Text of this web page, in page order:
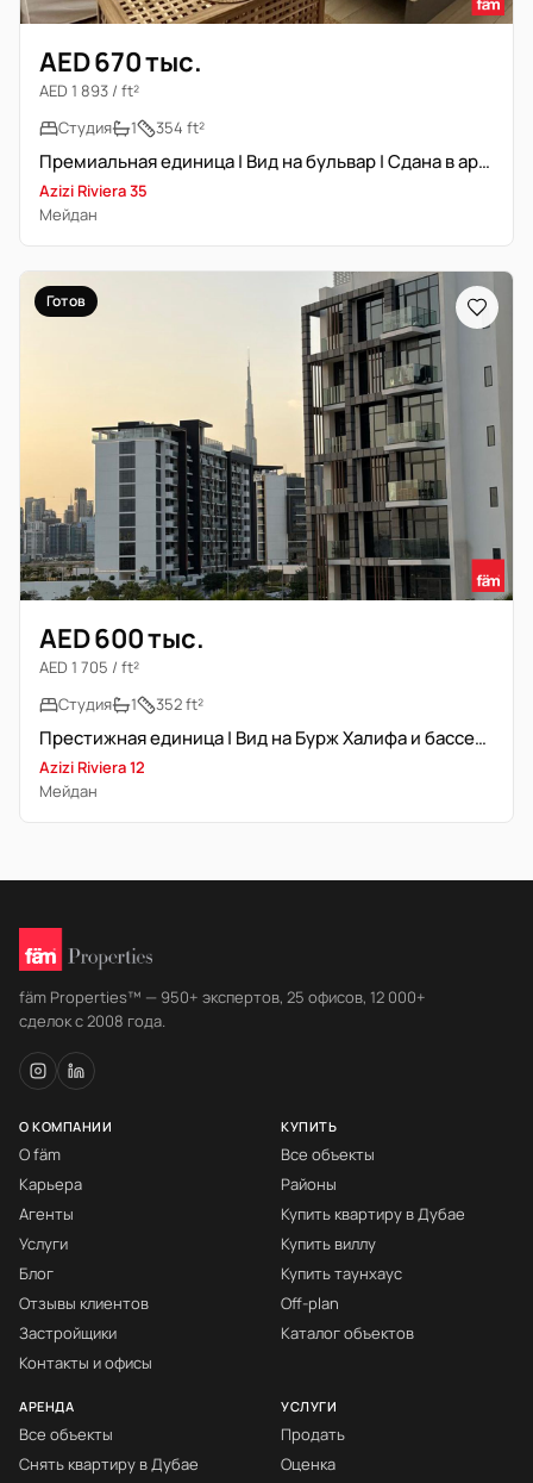
AED 670 тыс.
AED 1 893 / ft²
Студия
1 354 ft²
Премиальная единица | Вид на бульвар | Сдана в аренду | Высокий ROI
Azizi Riviera 35
Мейдан
Готов
AED 600 тыс.
AED 1 705 / ft²
Студия
1 352 ft²
Престижная единица | Вид на Бурж Халифа и бассейн | Светлая
Azizi Riviera 12
Мейдан
fäm Properties™ — 950+ экспертов, 25 офисов, 12 000+
сделок с 2008 года.
О КОМПАНИИ
О fäm
Карьера
Агенты
Услуги
Блог
Отзывы клиентов
Застройщики
Контакты и офисы
КУПИТЬ
Все объекты
Районы
Купить квартиру в Дубае
Купить виллу
Купить таунхаус
Off-plan
Каталог объектов
АРЕНДА
Все объекты
Снять квартиру в Дубае
УСЛУГИ
Продать
Оценка